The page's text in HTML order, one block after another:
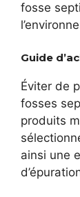
fosse
Guide
Éviter de
fosses
produits
ainsi une